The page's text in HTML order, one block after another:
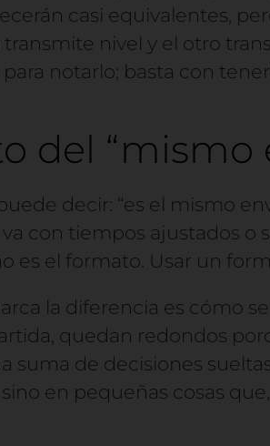
casi equivalentes,
transmite nivel y el otro
notarlo; basta con
del “mismo
decir: “es el mismo
con tiempos ajustados o
es el formato. Usar un
la diferencia es cómo
quedan redondos
suma de decisiones
en pequeñas cosas